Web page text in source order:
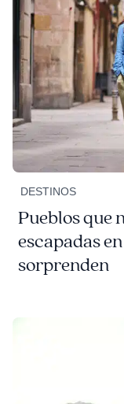
DESTINOS
Pueblos que
escapadas
sorprenden